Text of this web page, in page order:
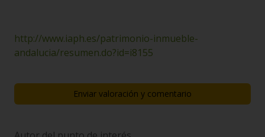
http://www.iaph.es/patrimonio-inmueble-
andalucia/resumen.do?id=i8155
Enviar valoración y comentario